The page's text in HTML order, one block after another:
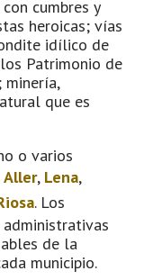
cumbres y
heroicas; vías
idílico de
Patrimonio de
minería,
que es
o varios
Aller, Lena,
. Los
de la
municipio.